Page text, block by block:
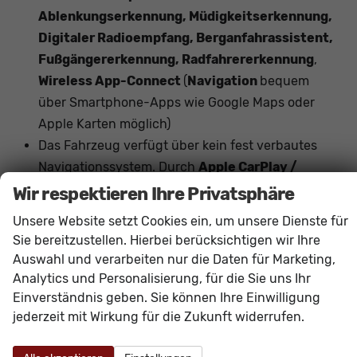
Ablenkungserkennung, Müdigkeitserkennung,
Digitaler Radioempfang, Berganfahrassistent,
Fußgängererkennung, Radfahrererkennung,
Wireless App-Connect ( Navigation bequem
über Smartphone-Apps wie Google Maps oder
Apple Karten möglich)
Das Fahrzeug verfügt über kein fest verbautes
Navigationssystem. Durch Apple CarPlay /
Android Autoist jedoch eineNavigationüber
oder Apple Karten) über den Fahrzeugbildschirm
möglich.
Innen
Armlehnen
Mittelarmlehne, Fahrer
Fensterheber
Wir respektieren Ihre Privatsphäre
Unsere Website setzt Cookies ein, um unsere Dienste für
Sie bereitzustellen. Hierbei berücksichtigen wir Ihre
Auswahl und verarbeiten nur die Daten für Marketing,
Analytics und Personalisierung, für die Sie uns Ihr
Einverständnis geben. Sie können Ihre Einwilligung
jederzeit mit Wirkung für die Zukunft widerrufen.